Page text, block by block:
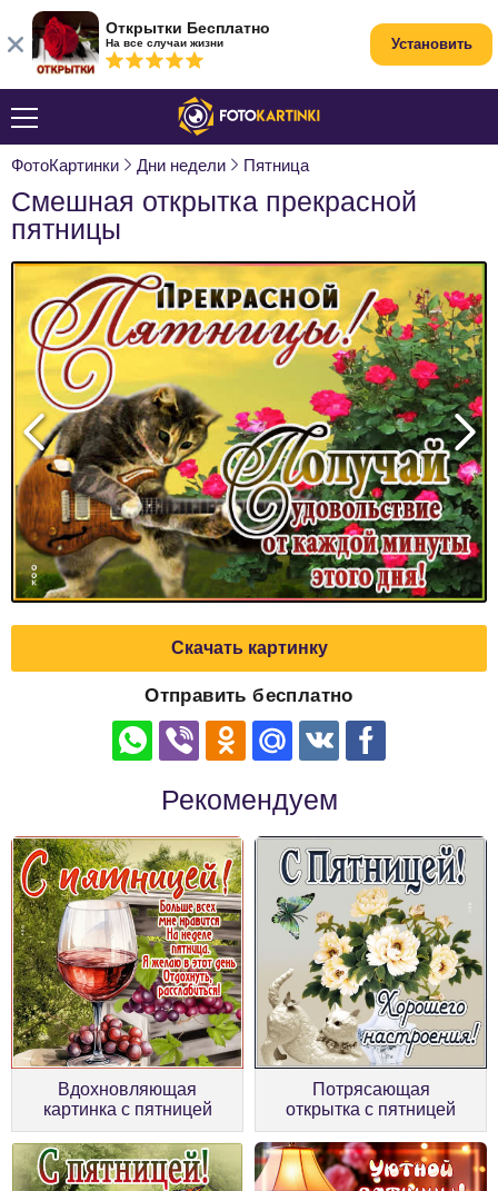
ФотоКартинки Дни недели Пятница
Смешная открытка прекрасной
пятницы
Скачать картинку
Отправить бесплатно
Рекомендуем
Вдохновляющая
картинка с пятницей
Потрясающая
открытка с пятницей
Открытки Бесплатно
На все случаи жизни Установить